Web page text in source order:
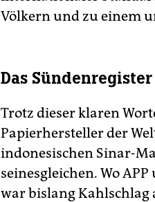
Völkern und zu einem
Das
Trotz dieser klaren
Papierhersteller der
indonesischen Sinar-
seinesgleichen. Wo
war bislang Kahlschlag